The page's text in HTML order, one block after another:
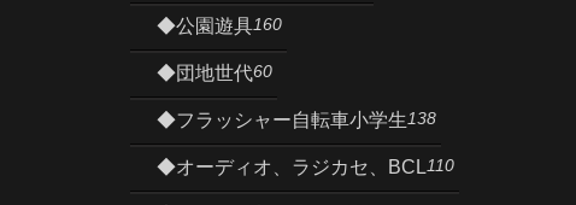
◆公園遊具160
◆団地世代60
◆フラッシャー自転車小学生138
◆オーディオ、ラジカセ、BCL110